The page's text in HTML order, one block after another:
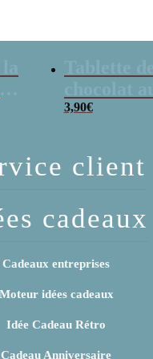
x4
“Maman, je
chocolat”
3,90€
client
cadeaux
Cadeaux entreprises
Moteur idées cadeaux
Idée Cadeau Rétro
Cadeau Anniversaire